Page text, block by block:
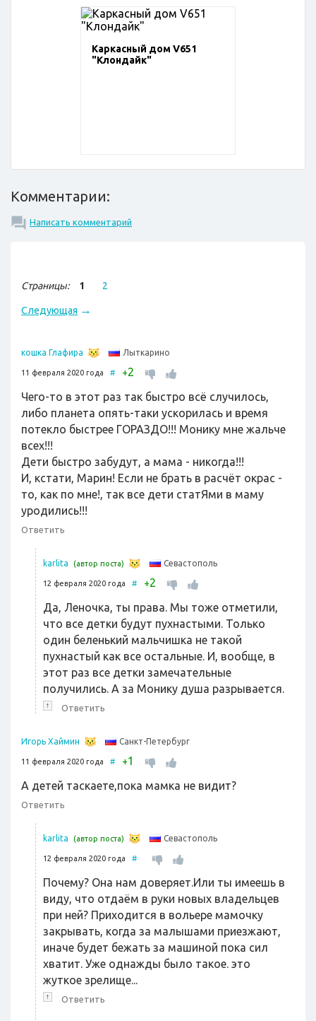
Каркасный дом V651
"Клондайк"
Комментарии:
Написать комментарий
Страницы: 1 2
Следующая →
кошка Глафира Лыткарино
11 февраля 2020 года # +2
Чего-то в этот раз так быстро всё случилось,
либо планета опять-таки ускорилась и время
потекло быстрее ГОРАЗДО!!! Монику мне жальче
всех!!!
Дети быстро забудут, а мама - никогда!!!
И, кстати, Марин! Если не брать в расчёт окрас -
то, как по мне!, так все дети статЯми в маму
уродились!!!
Ответить
karlita (автор поста) Севастополь
12 февраля 2020 года # +2
Да, Леночка, ты права. Мы тоже отметили,
что все детки будут пухнастыми. Только
один беленький мальчишка не такой
пухнастый как все остальные. И, вообще, в
этот раз все детки замечательные
получились. А за Монику душа разрывается.
↑ Ответить
Игорь Хаймин Санкт-Петербург
11 февраля 2020 года # +1
А детей таскаете,пока мамка не видит?
Ответить
karlita (автор поста) Севастополь
12 февраля 2020 года #
Почему? Она нам доверяет.Или ты имеешь в
виду, что отдаём в руки новых владельцев
при ней? Приходится в вольере мамочку
закрывать, когда за малышами приезжают,
иначе будет бежать за машиной пока сил
хватит. Уже однажды было такое. это
жуткое зрелище...
↑ Ответить